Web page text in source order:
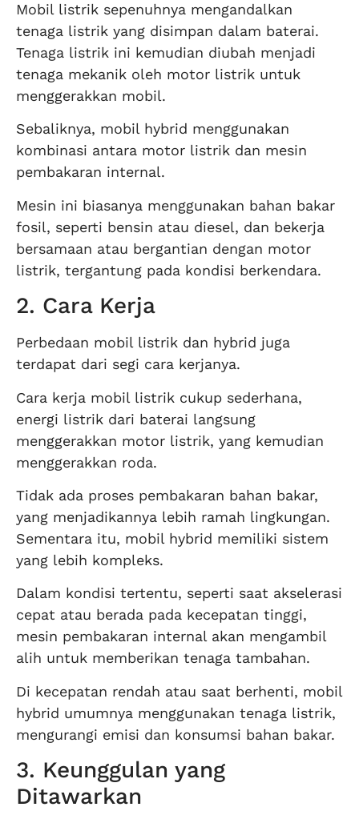
Mobil listrik sepenuhnya mengandalkan
tenaga listrik yang disimpan dalam baterai.
Tenaga listrik ini kemudian diubah menjadi
tenaga mekanik oleh motor listrik untuk
menggerakkan mobil.
Sebaliknya, mobil hybrid menggunakan
kombinasi antara motor listrik dan mesin
pembakaran internal.
Mesin ini biasanya menggunakan bahan bakar
fosil, seperti bensin atau diesel, dan bekerja
bersamaan atau bergantian dengan motor
listrik, tergantung pada kondisi berkendara.
2. Cara Kerja
Perbedaan mobil listrik dan hybrid juga
terdapat dari segi cara kerjanya.
Cara kerja mobil listrik cukup sederhana,
energi listrik dari baterai langsung
menggerakkan motor listrik, yang kemudian
menggerakkan roda.
Tidak ada proses pembakaran bahan bakar,
yang menjadikannya lebih ramah lingkungan.
Sementara itu, mobil hybrid memiliki sistem
yang lebih kompleks.
Dalam kondisi tertentu, seperti saat akselerasi
cepat atau berada pada kecepatan tinggi,
mesin pembakaran internal akan mengambil
alih untuk memberikan tenaga tambahan.
Di kecepatan rendah atau saat berhenti, mobil
hybrid umumnya menggunakan tenaga listrik,
mengurangi emisi dan konsumsi bahan bakar.
3. Keunggulan yang
Ditawarkan